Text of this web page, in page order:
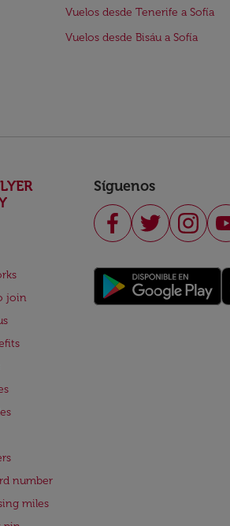
Vuelos desde Tenerife a Sofía
Vuelos desde Bisáu a Sofía
join
number
miles
Síguenos